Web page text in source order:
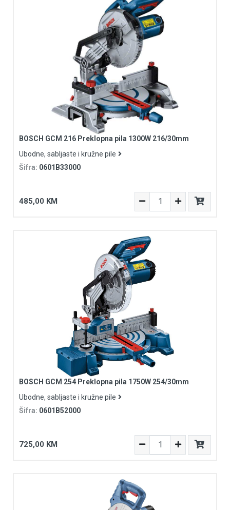
BOSCH GCM 216 Preklopna pila 1300W 216/30mm
Ubodne, sabljaste i kružne pile
Šifra: 0601B33000
485,00 KM
BOSCH GCM 254 Preklopna pila 1750W 254/30mm
Ubodne, sabljaste i kružne pile
Šifra: 0601B52000
725,00 KM